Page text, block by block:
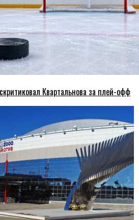
Квартальнова за плей-офф